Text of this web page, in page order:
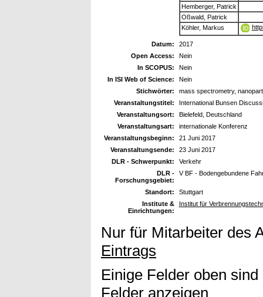
Hemberger, Patrick
Oßwald, Patrick
Köhler, Markus
Datum:
2017
Open Access:
Nein
In SCOPUS:
Nein
In ISI Web of Science:
Nein
Stichwörter:
mass spectrometry,
Veranstaltungstitel:
International Bunsen
Veranstaltungsort:
Bielefeld, Deutschland
Veranstaltungsart:
internationale Konferenz
Veranstaltungsbeginn:
21 Juni 2017
Veranstaltungsende:
23 Juni 2017
DLR - Schwerpunkt:
Verkehr
DLR -
Forschungsgebiet:
V BF - Bodengebundene
Standort:
Stuttgart
Institute &
Einrichtungen:
Institut für
Nur für Mitarbeiter des
Eintrags
Einige Felder oben
Felder anzeigen